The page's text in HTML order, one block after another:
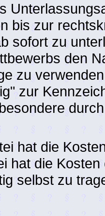
bis zur
sofort zu
den
zu
zur
hat die
hat die
selbst zu